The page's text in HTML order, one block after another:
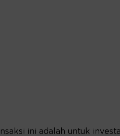
ini adalah untuk